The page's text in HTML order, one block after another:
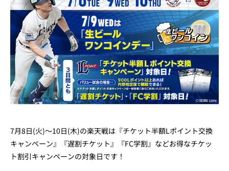
7月8日(火)～10日(木)の楽天戦は『チケット半額Lポイント交換
キャンペーン』『遅割チケット』『FC学割』などお得なチケッ
ト割引キャンペーンの対象日です！